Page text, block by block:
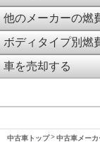
他のメーカーの燃
ボディタイプ別燃
車を売却する
中古車トップ 中古車メーカ